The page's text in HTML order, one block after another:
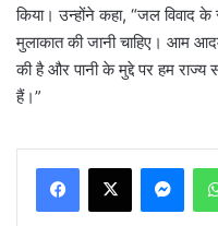
किया। उन्होंने कहा, “जल विवाद
मुलाकात की जानी चाहिए। आम
की है और पानी के मुद्दे पर हम
हैं।”